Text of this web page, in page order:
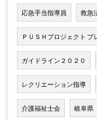
応急手当指導員 救急
ＰＵＳＨプロジェクト プ
ガイドライン２０２０
レクリエーション指導
介護福祉士会 岐阜県